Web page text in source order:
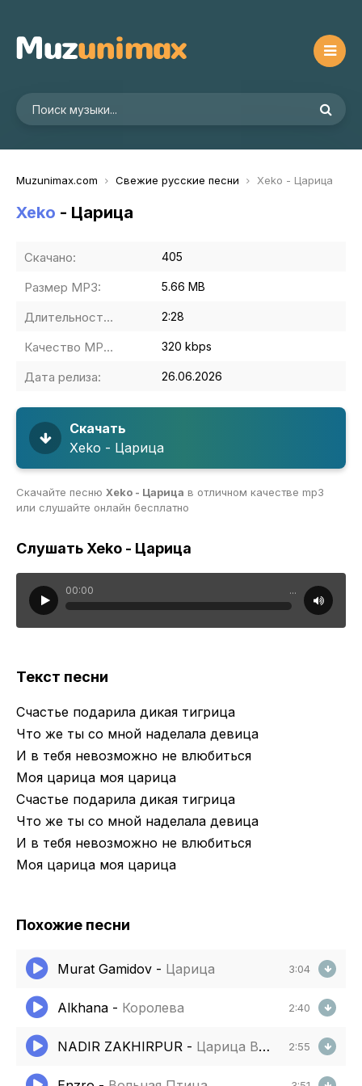
Muzunimax.com Свежие русские песни Xeko - Царица
Xeko - Царица
Скачано: 405
Размер MP3: 5.66 MB
Длительность MP3: 2:28
Качество MP3: 320 kbps
Дата релиза: 26.06.2026
Скачать
Xeko - Царица
Скачайте песню Xeko - Царица в отличном качестве mp3
или слушайте онлайн бесплатно
Слушать Xeko - Царица
00:00 ...
Текст песни
Счастье подарила дикая тигрица
Что же ты со мной наделала девица
И в тебя невозможно не влюбиться
Моя царица моя царица
Счастье подарила дикая тигрица
Что же ты со мной наделала девица
И в тебя невозможно не влюбиться
Моя царица моя царица
Похожие песни
Murat Gamidov - Царица 3:04
Alkhana - Королева 2:40
NADIR ZAKHIRPUR - Царица Востока 2:55